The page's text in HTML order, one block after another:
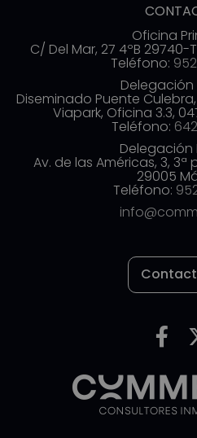
Oficina
C/ Del Mar, 27 4ºB
Teléfono:
Delegación
Diseminado Puente
Viapark, Oficina 3.3,
Teléfono:
Av. de las Américas, 3,
29005
Teléfono: